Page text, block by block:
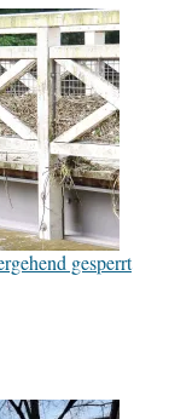
gesperrt